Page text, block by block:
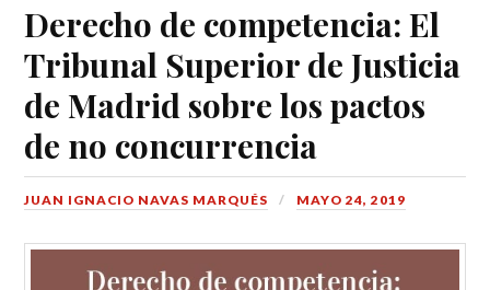
Derecho de competencia: El
Tribunal Superior de Justicia
de Madrid sobre los pactos
de no concurrencia
JUAN IGNACIO NAVAS MARQUÉS MAYO 24, 2019